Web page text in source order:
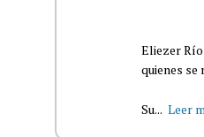
Eliezer
quienes se
Su... Leer